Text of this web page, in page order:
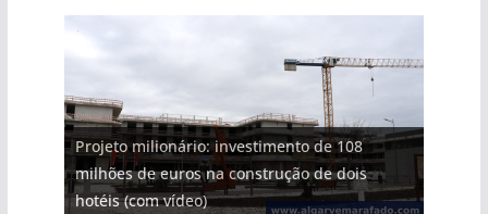
Projeto milionário: investimento de 108
milhões de euros na construção de dois
hotéis (com vídeo)